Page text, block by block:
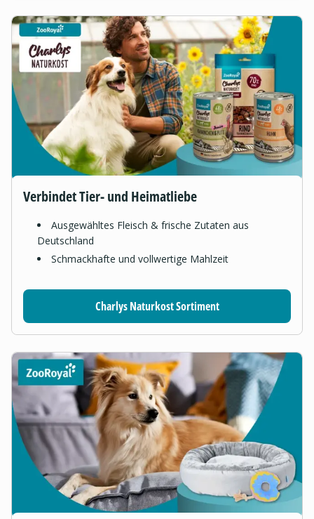
Verbindet Tier- und Heimatliebe
Ausgewähltes Fleisch & frische Zutaten aus
Deutschland
Schmackhafte und vollwertige Mahlzeit
Charlys Naturkost Sortiment